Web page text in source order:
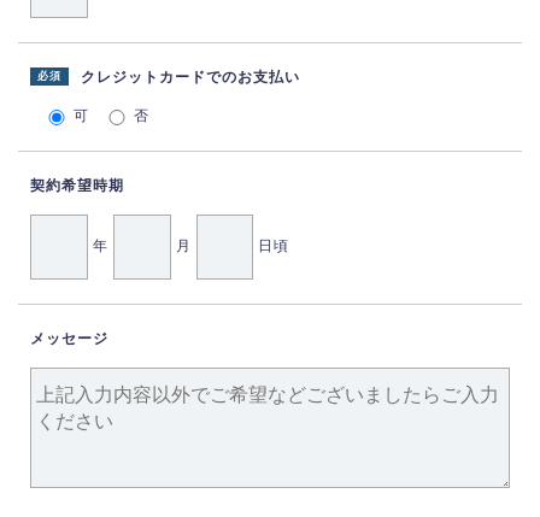
クレジットカードでのお支払い
必須
可 否
契約希望時期
年 月 日頃
メッセージ